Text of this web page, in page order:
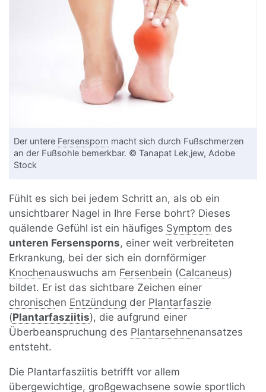
Der untere Fersensporn macht sich durch Fußschmerzen
an der Fußsohle bemerkbar. © Tanapat Lek,jew, Adobe
Stock
Fühlt es sich bei jedem Schritt an, als ob ein
unsichtbarer Nagel in Ihre Ferse bohrt? Dieses
quälende Gefühl ist ein häufiges Symptom des
unteren Fersensporns, einer weit verbreiteten
Erkrankung, bei der sich ein dornförmiger
Knochenauswuchs am Fersenbein (Calcaneus)
bildet. Er ist das sichtbare Zeichen einer
chronischen Entzündung der Plantarfaszie
(Plantarfasziitis), die aufgrund einer
Überbeanspruchung des Plantarsehnenansatzes
entsteht.
Die Plantarfasziitis betrifft vor allem
übergewichtige, großgewachsene sowie sportlich